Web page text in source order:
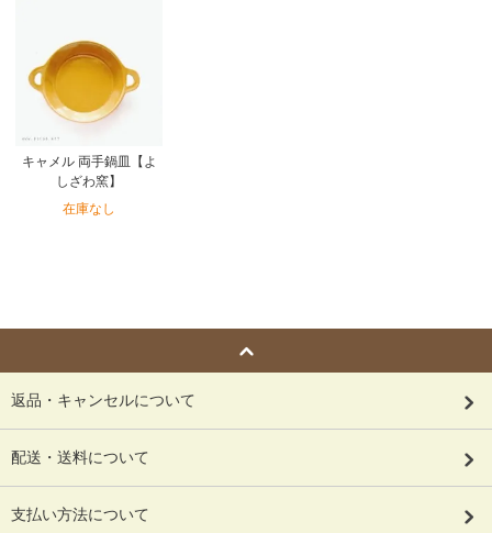
キャメル 両手鍋皿【よ
しざわ窯】
在庫なし
返品・キャンセルについて
配送・送料について
支払い方法について